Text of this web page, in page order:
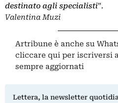
destinato agli specialisti”.
Valentina Muzi
Artribune è anche su
cliccare qui per iscriversi
sempre aggiornati
Lettera, la newsletter